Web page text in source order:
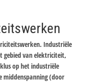
Industriële
gebied van elektriciteit,
op het industriële
middenspanning (door